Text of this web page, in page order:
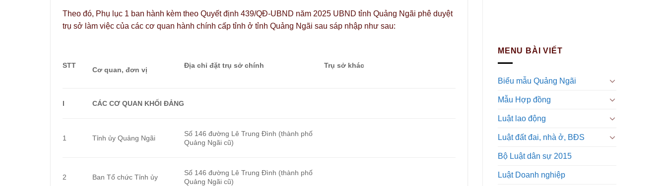
Theo đó, Phụ lục 1 ban hành kèm theo Quyết định 439/QĐ-UBND năm 2025 UBND tỉnh Quảng Ngãi phê duyệt
trụ sở làm việc của các cơ quan hành chính cấp tỉnh ở tỉnh Quảng Ngãi sau sáp nhập như sau:
STT
Cơ quan, đơn vị
Địa chỉ đặt trụ sở chính Trụ sở khác
I CÁC CƠ QUAN KHỐI ĐẢNG
1 Tỉnh ủy Quảng Ngãi
Số 146 đường Lê Trung Đình (thành phố
Quảng Ngãi cũ)
2 Ban Tổ chức Tỉnh ủy
Số 146 đường Lê Trung Đình (thành phố
Quảng Ngãi cũ)
MENU BÀI VIẾT
Biểu mẫu Quảng Ngãi
Mẫu Hợp đồng
Luật lao động
Luật đất đai, nhà ở, BĐS
Bộ Luật dân sự 2015
Luật Doanh nghiệp